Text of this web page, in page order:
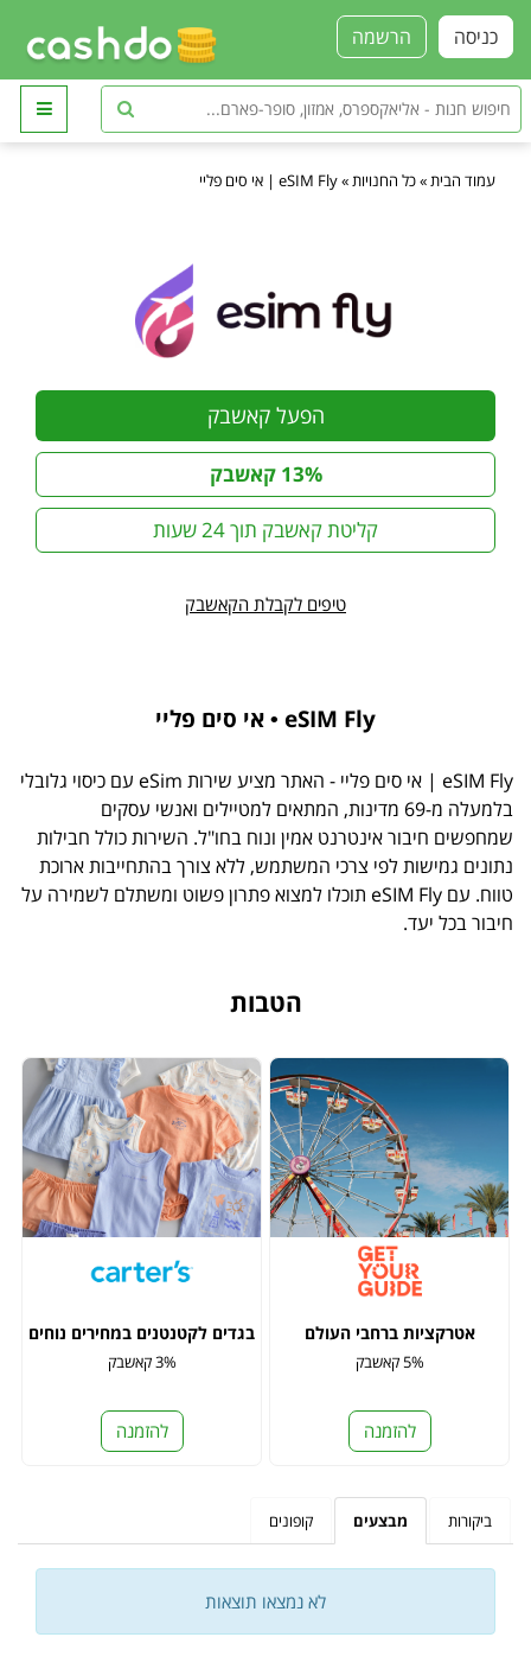
הרשמה כניסה
עמוד הבית »כל החנויות »eSIM Fly | אי סים פליי
הפעל קאשבק
13% קאשבק
קליטת קאשבק תוך 24 שעות
טיפים לקבלת הקאשבק
eSIM Fly • אי סים פליי
eSIM Fly | אי סים פליי - האתר מציע שירות eSim עם כיסוי גלובלי
בלמעלה מ-69 מדינות, המתאים למטיילים ואנשי עסקים
שמחפשים חיבור אינטרנט אמין ונוח בחו"ל. השירות כולל חבילות
נתונים גמישות לפי צרכי המשתמש, ללא צורך בהתחייבות ארוכת
טווח. עם eSIM Fly תוכלו למצוא פתרון פשוט ומשתלם לשמירה על
חיבור בכל יעד.
הטבות
אטרקציות ברחבי העולם
5% קאשבק
להזמנה
בגדים לקטנטנים במחירים נוחים
3% קאשבק
להזמנה
ביקורות מבצעים קופונים
לא נמצאו תוצאות